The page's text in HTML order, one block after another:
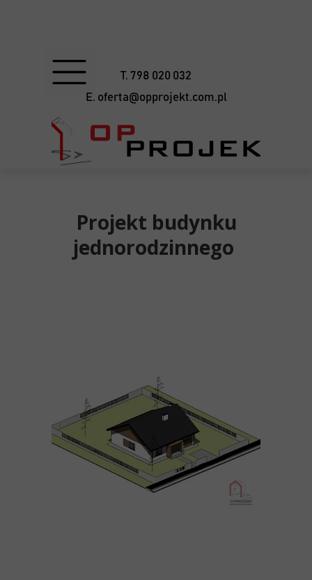
E. oferta@opprojekt.com.pl
T. 798 020 032
Projekt budynku
jednorodzinnego